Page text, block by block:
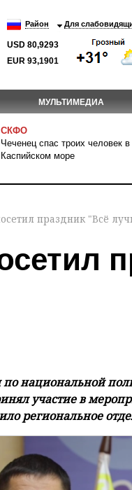
Район Для
USD 80,9293
EUR 93,1901
МУЛЬТИМЕДИА
СКФО
Чеченец спас троих человек в
Каспийском море
праздник "Всё
национальной
участие в
региональное